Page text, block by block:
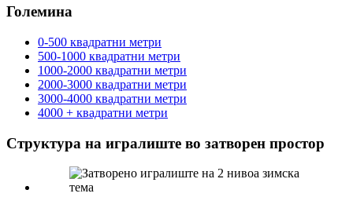
Големина
0-500 квадратни метри
500-1000 квадратни метри
1000-2000 квадратни метри
2000-3000 квадратни метри
3000-4000 квадратни метри
4000 + квадратни метри
Структура на игралиште во затворен простор